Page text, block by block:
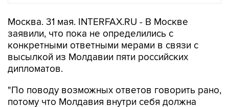
Москва. 31 мая. INTERFAX.RU - В Москве
заявили, что пока не определились с
конкретными ответными мерами в связи с
высылкой из Молдавии пяти российских
дипломатов.
"По поводу возможных ответов говорить рано,
потому что Молдавия внутри себя должна